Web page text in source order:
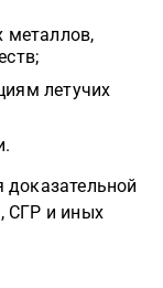
металлов,
летучих
доказательной
СГР и иных